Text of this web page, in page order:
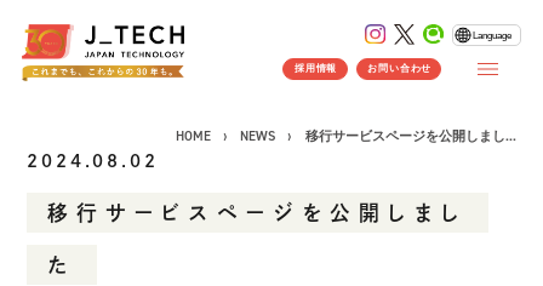
コンセプト
Language
採用情報 お問い合わせ
HOME NEWS 移行サービスページを公開しまし...
2024.08.02
移行サービスページを公開しまし
た